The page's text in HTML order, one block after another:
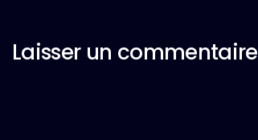
Laisser un commentaire